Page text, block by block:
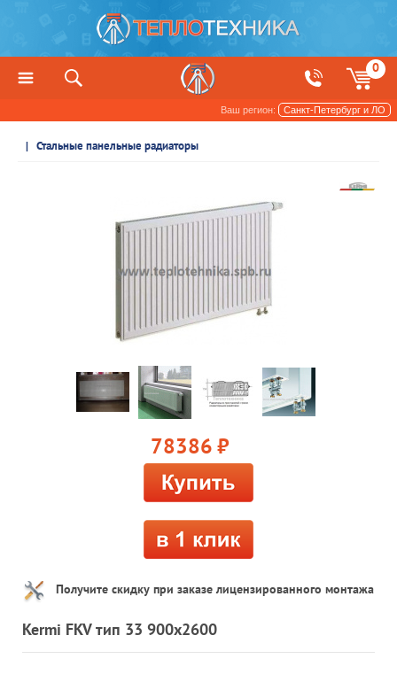
0
Ваш регион: Санкт-Петербург и ЛО
Радиаторы отопления и обогреватели
Стальные панельные радиаторы
78386 руб.
Получите скидку при заказе лицензированного монтажа
Kermi FKV тип 33 900x2600